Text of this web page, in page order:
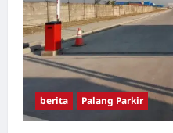
berita Palang Parkir